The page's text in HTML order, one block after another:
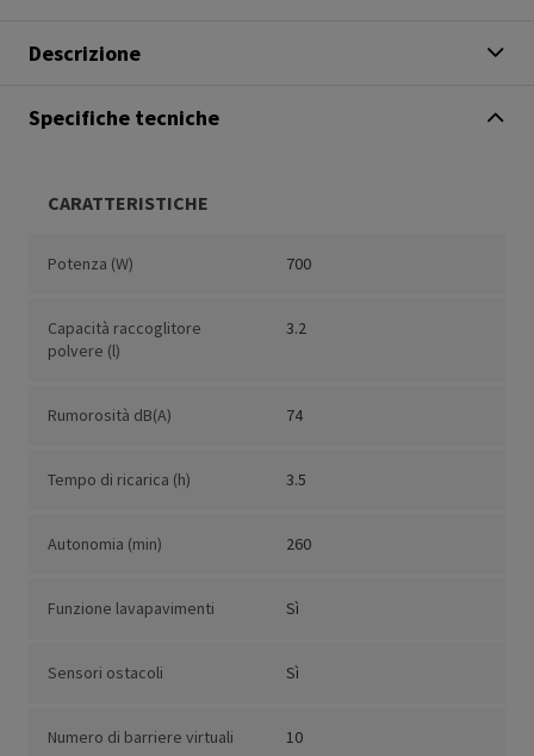
Descrizione
Specifiche tecniche
CARATTERISTICHE
Potenza (W) 700
Capacità raccoglitore
polvere (l)
3.2
Rumorosità dB(A) 74
Tempo di ricarica (h) 3.5
Autonomia (min) 260
Funzione lavapavimenti Sì
Sensori ostacoli Sì
Numero di barriere virtuali 10